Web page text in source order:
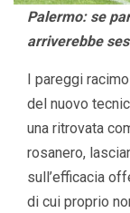
Palermo: se
arriverebbe
I pareggi
del nuovo
una ritrovata
rosanero,
sull’efficacia
di cui proprio